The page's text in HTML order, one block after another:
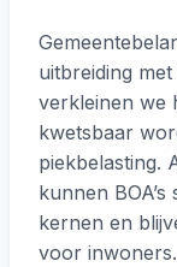
uitbreiding met
verkleinen we
kwetsbaar
piekbelasting.
kunnen
kernen en
voor inwoners.